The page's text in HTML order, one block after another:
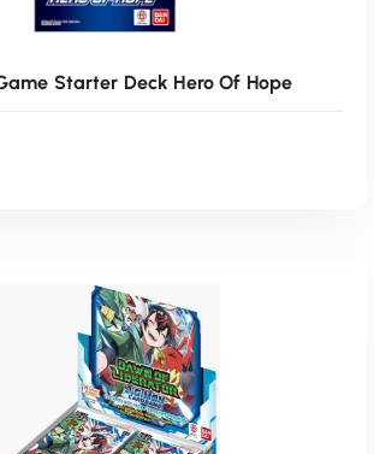
AÑADIR AL CARRITO
Starter Deck Hero Of Hope